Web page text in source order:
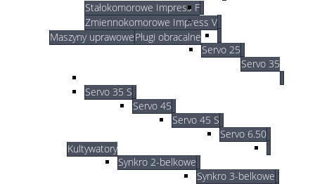
Stałokomorowe Impress F
Zmiennokomorowe Impress V
Maszyny uprawowePługi obracalne
Servo 25
Servo 35
Servo 35 S
Servo 45
Servo 45 S
Servo 6.50
Kultywatory
Synkro 2-belkowe
Synkro 3-belkowe